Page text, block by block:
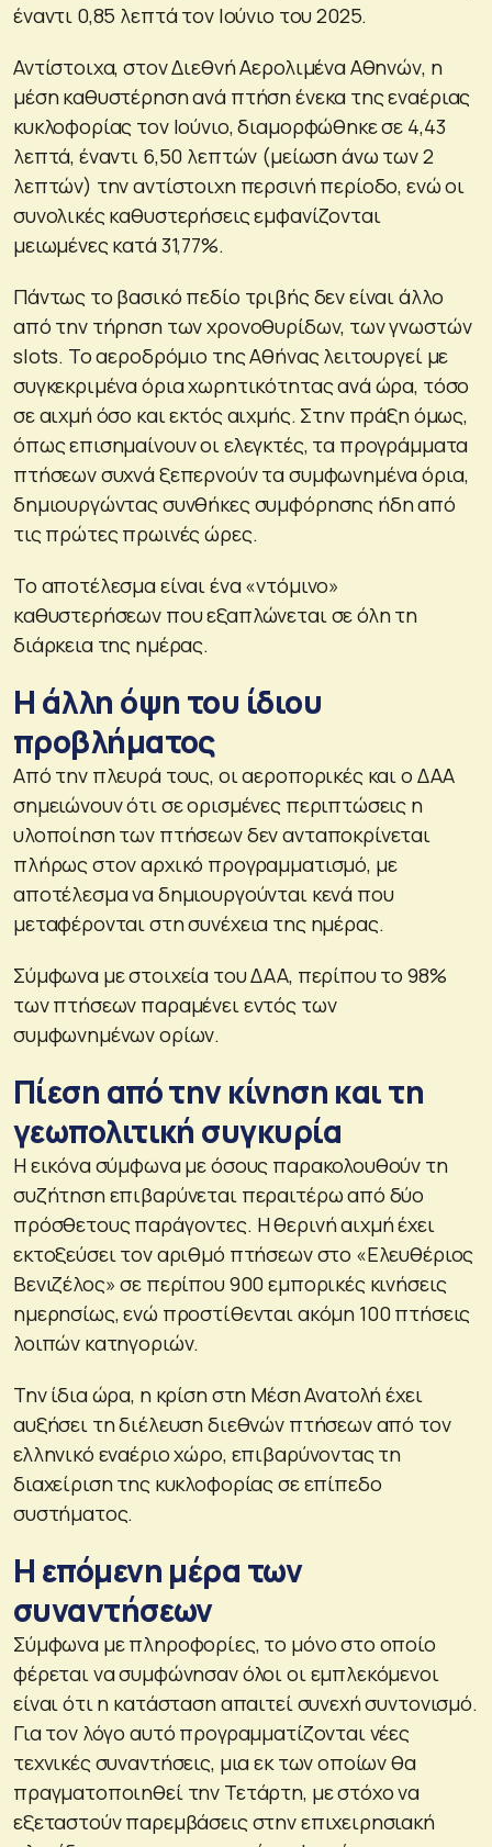
έναντι 0,85 λεπτά τον Ιούνιο του 2025.
Αντίστοιχα, στον Διεθνή Αερολιμένα Αθηνών, η
μέση καθυστέρηση ανά πτήση ένεκα της εναέριας
κυκλοφορίας τον Ιούνιο, διαμορφώθηκε σε 4,43
λεπτά, έναντι 6,50 λεπτών (μείωση άνω των 2
λεπτών) την αντίστοιχη περσινή περίοδο, ενώ οι
συνολικές καθυστερήσεις εμφανίζονται
μειωμένες κατά 31,77%.
Πάντως το βασικό πεδίο τριβής δεν είναι άλλο
από την τήρηση των χρονοθυρίδων, των γνωστών
slots. Το αεροδρόμιο της Αθήνας λειτουργεί με
συγκεκριμένα όρια χωρητικότητας ανά ώρα, τόσο
σε αιχμή όσο και εκτός αιχμής. Στην πράξη όμως,
όπως επισημαίνουν οι ελεγκτές, τα προγράμματα
πτήσεων συχνά ξεπερνούν τα συμφωνημένα όρια,
δημιουργώντας συνθήκες συμφόρησης ήδη από
τις πρώτες πρωινές ώρες.
Το αποτέλεσμα είναι ένα «ντόμινο»
καθυστερήσεων που εξαπλώνεται σε όλη τη
διάρκεια της ημέρας.
Η άλλη όψη του ίδιου
προβλήματος
Από την πλευρά τους, οι αεροπορικές και ο ΔΑΑ
σημειώνουν ότι σε ορισμένες περιπτώσεις η
υλοποίηση των πτήσεων δεν ανταποκρίνεται
πλήρως στον αρχικό προγραμματισμό, με
αποτέλεσμα να δημιουργούνται κενά που
μεταφέρονται στη συνέχεια της ημέρας.
Σύμφωνα με στοιχεία του ΔΑΑ, περίπου το 98%
των πτήσεων παραμένει εντός των
συμφωνημένων ορίων.
Πίεση από την κίνηση και τη
γεωπολιτική συγκυρία
Η εικόνα σύμφωνα με όσους παρακολουθούν τη
συζήτηση επιβαρύνεται περαιτέρω από δύο
πρόσθετους παράγοντες. Η θερινή αιχμή έχει
εκτοξεύσει τον αριθμό πτήσεων στο «Ελευθέριος
Βενιζέλος» σε περίπου 900 εμπορικές κινήσεις
ημερησίως, ενώ προστίθενται ακόμη 100 πτήσεις
λοιπών κατηγοριών.
Την ίδια ώρα, η κρίση στη Μέση Ανατολή έχει
αυξήσει τη διέλευση διεθνών πτήσεων από τον
ελληνικό εναέριο χώρο, επιβαρύνοντας τη
διαχείριση της κυκλοφορίας σε επίπεδο
συστήματος.
Η επόμενη μέρα των
συναντήσεων
Σύμφωνα με πληροφορίες, το μόνο στο οποίο
φέρεται να συμφώνησαν όλοι οι εμπλεκόμενοι
είναι ότι η κατάσταση απαιτεί συνεχή συντονισμό.
Για τον λόγο αυτό προγραμματίζονται νέες
τεχνικές συναντήσεις, μια εκ των οποίων θα
πραγματοποιηθεί την Τετάρτη, με στόχο να
εξεταστούν παρεμβάσεις στην επιχειρησιακή